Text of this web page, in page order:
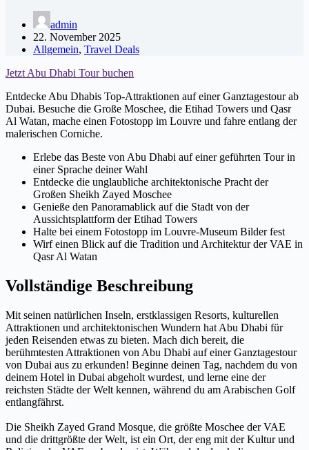
admin
22. November 2025
Allgemein, Travel Deals
Jetzt Abu Dhabi Tour buchen
Entdecke Abu Dhabis Top-Attraktionen auf einer Ganztagestour ab
Dubai. Besuche die Große Moschee, die Etihad Towers und Qasr
Al Watan, mache einen Fotostopp im Louvre und fahre entlang der
malerischen Corniche.
Erlebe das Beste von Abu Dhabi auf einer geführten Tour in
einer Sprache deiner Wahl
Entdecke die unglaubliche architektonische Pracht der
Großen Sheikh Zayed Moschee
Genieße den Panoramablick auf die Stadt von der
Aussichtsplattform der Etihad Towers
Halte bei einem Fotostopp im Louvre-Museum Bilder fest
Wirf einen Blick auf die Tradition und Architektur der VAE in
Qasr Al Watan
Vollständige Beschreibung
Mit seinen natürlichen Inseln, erstklassigen Resorts, kulturellen
Attraktionen und architektonischen Wundern hat Abu Dhabi für
jeden Reisenden etwas zu bieten. Mach dich bereit, die
berühmtesten Attraktionen von Abu Dhabi auf einer Ganztagestour
von Dubai aus zu erkunden! Beginne deinen Tag, nachdem du von
deinem Hotel in Dubai abgeholt wurdest, und lerne eine der
reichsten Städte der Welt kennen, während du am Arabischen Golf
entlangfährst.
Die Sheikh Zayed Grand Mosque, die größte Moschee der VAE
und die drittgrößte der Welt, ist ein Ort, der eng mit der Kultur und